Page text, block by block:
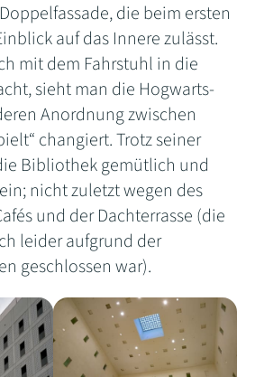
die beim ersten
auf das Innere zulässt.
mit dem Fahrstuhl in die
sieht man die Hogwarts-
Anordnung zwischen
changiert. Trotz seiner
Bibliothek gemütlich und
nicht zuletzt wegen des
und der Dachterrasse (die
leider aufgrund der
geschlossen war).